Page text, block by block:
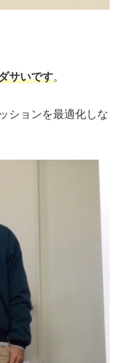
サいです。
ションを最適化しな